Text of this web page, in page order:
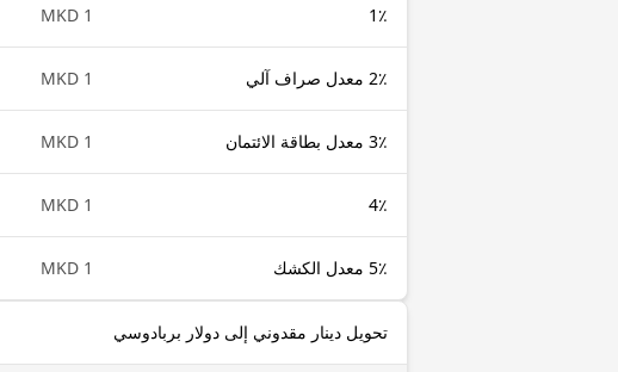
1٪ 1 MKD
2٪ معدل صراف آلي 1 MKD
3٪ معدل بطاقة الائتمان 1 MKD
4٪ 1 MKD
5٪ معدل الكشك 1 MKD
تحويل دينار مقدوني إلى دولار بربادوسي